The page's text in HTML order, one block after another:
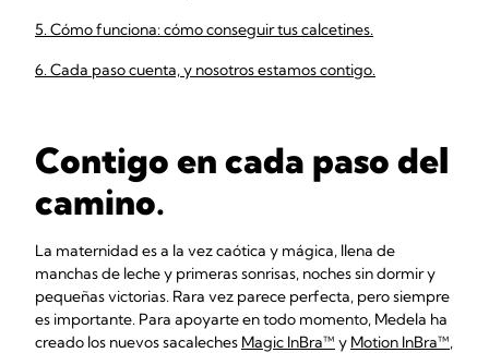
5. Cómo funciona: cómo conseguir tus calcetines.
6. Cada paso cuenta, y nosotros estamos contigo.
Contigo en cada paso del
camino.
La maternidad es a la vez caótica y mágica, llena de
manchas de leche y primeras sonrisas, noches sin dormir y
pequeñas victorias. Rara vez parece perfecta, pero siempre
es importante. Para apoyarte en todo momento, Medela ha
creado los nuevos sacaleches Magic InBra™ y Motion InBra™,